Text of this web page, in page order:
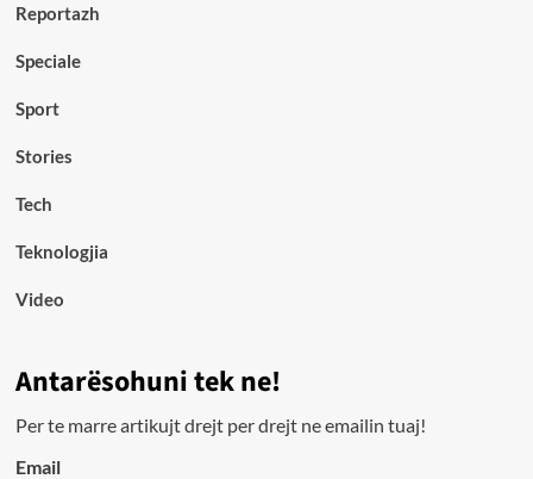
Reportazh
Speciale
Sport
Stories
Tech
Teknologjia
Video
Antarësohuni tek ne!
Per te marre artikujt drejt per drejt ne emailin tuaj!
Email